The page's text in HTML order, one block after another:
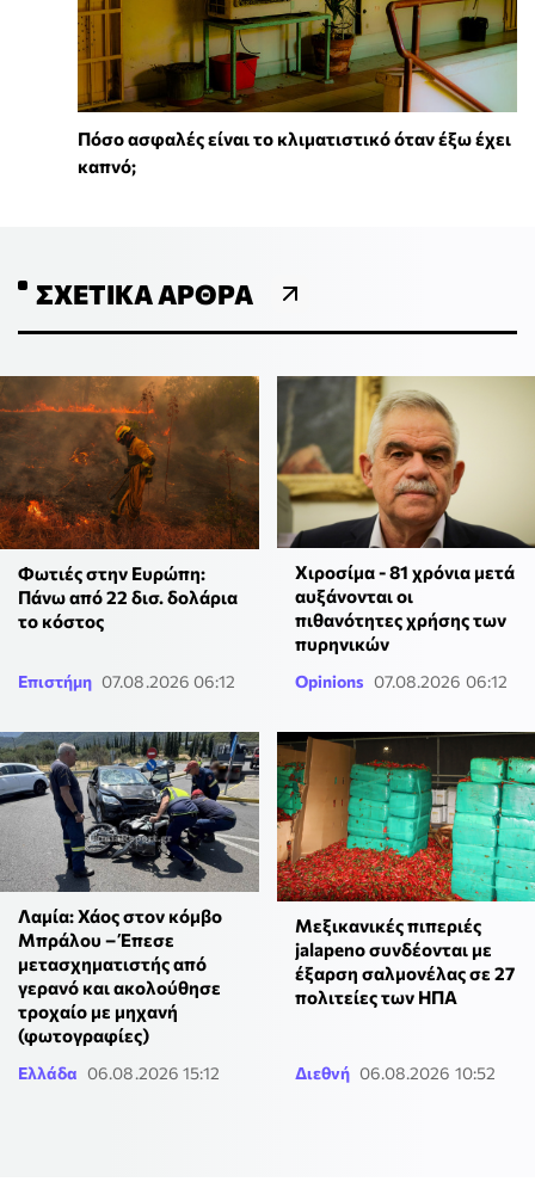
Πόσο ασφαλές είναι το κλιματιστικό όταν έξω έχει
καπνό;
ΣΧΕΤΙΚΆ ΆΡΘΡΑ
Φωτιές στην Ευρώπη:
Πάνω από 22 δισ. δολάρια
το κόστος
Επιστήμη 07.08.2026 06:12
Χιροσίμα - 81 χρόνια μετά
αυξάνονται οι
πιθανότητες χρήσης των
πυρηνικών
Opinions 07.08.2026 06:12
Λαμία: Χάος στον κόμβο
Μπράλου – Έπεσε
μετασχηματιστής από
γερανό και ακολούθησε
τροχαίο με μηχανή
(φωτογραφίες)
Ελλάδα 06.08.2026 15:12
Μεξικανικές πιπεριές
jalapeno συνδέονται με
έξαρση σαλμονέλας σε 27
πολιτείες των ΗΠΑ
Διεθνή 06.08.2026 10:52